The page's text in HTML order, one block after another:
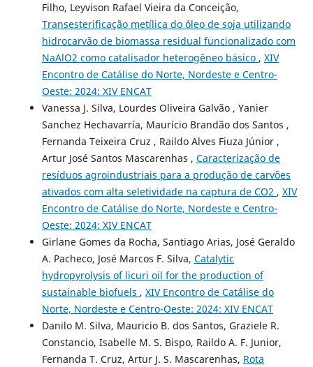
Filho, Leyvison Rafael Vieira da Conceição,
Transesterificação metílica do óleo de soja utilizando
hidrocarvão de biomassa residual funcionalizado com
NaAlO2 como catalisador heterogêneo básico , XIV
Encontro de Catálise do Norte, Nordeste e Centro-
Oeste: 2024: XIV ENCAT
Vanessa J. Silva, Lourdes Oliveira Galvão , Yanier
Sanchez Hechavarría, Maurício Brandão dos Santos ,
Fernanda Teixeira Cruz , Raildo Alves Fiuza Júnior ,
Artur José Santos Mascarenhas , Caracterização de
resíduos agroindustriais para a produção de carvões
ativados com alta seletividade na captura de CO2 , XIV
Encontro de Catálise do Norte, Nordeste e Centro-
Oeste: 2024: XIV ENCAT
Girlane Gomes da Rocha, Santiago Arias, José Geraldo
A. Pacheco, José Marcos F. Silva, Catalytic
hydropyrolysis of licuri oil for the production of
sustainable biofuels , XIV Encontro de Catálise do
Norte, Nordeste e Centro-Oeste: 2024: XIV ENCAT
Danilo M. Silva, Mauricio B. dos Santos, Graziele R.
Constancio, Isabelle M. S. Bispo, Raildo A. F. Junior,
Fernanda T. Cruz, Artur J. S. Mascarenhas, Rota